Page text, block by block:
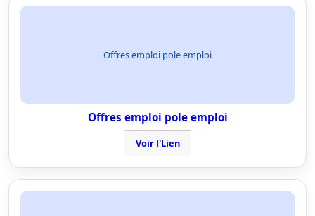
Offres emploi pole emploi
Offres emploi pole emploi
Voir l'Lien